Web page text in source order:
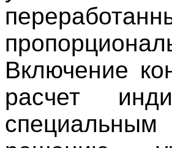
Включение
расчет